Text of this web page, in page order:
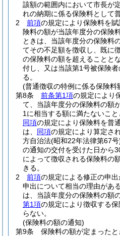
該額の範囲内において市長が
れの納期に係る保険料として
2
前項の規定により保険料を
険料の額が当該年度分の保険
ときは、当該年度分の保険料
てその不足額を徴収し、既に
の保険料の額を超えることと
付し、又は当該第1号被保険
る。
(普通徴収の特例に係る保険料
第8条
前条第1項の規定により
て、当該年度分の保険料の額
1に相当する額に満たないこと
同項の規定により保険料を普
は、 同項の規定により算定さ
方自治法(昭和22年法律第67号
の通知の交付を受けた日から
によって徴収される保険料の
きる。
2
前項の規定による修正の申
申出について相当の理由があ
は、当該年度分の保険料の額
第1項の規定により徴収する
らない。
(保険料の額の通知)
第9条
保険料の額が定まった